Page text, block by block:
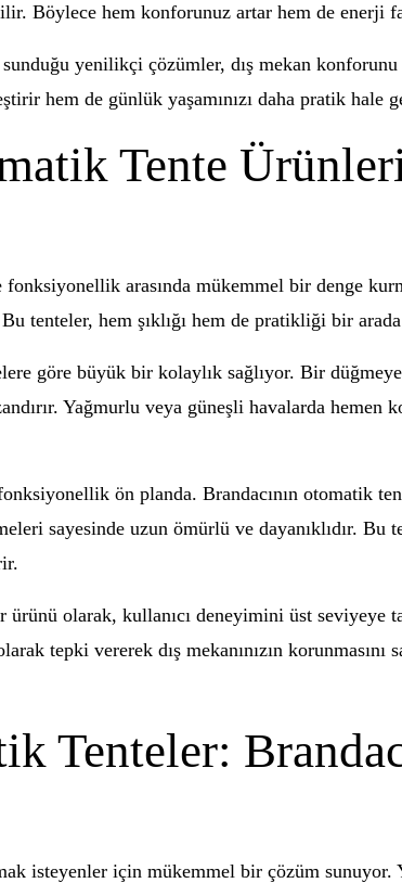
Böylece hem konforunuz artar hem de enerji
yenilikçi çözümler, dış mekan
hem de günlük yaşamınızı daha pratik hale
Tente
fonksiyonellik arasında mükemmel bir denge
tenteler, hem şıklığı hem de pratikliği bir
göre büyük bir kolaylık sağlıyor. Bir
Yağmurlu veya güneşli havalarda
ön planda. Brandacının otomatik
sayesinde uzun ömürlü ve dayanıklıdır. Bu
olarak, kullanıcı deneyimini üst seviyeye
tepki vererek dış mekanınızın
Tenteler:
isteyenler için mükemmel bir çözüm